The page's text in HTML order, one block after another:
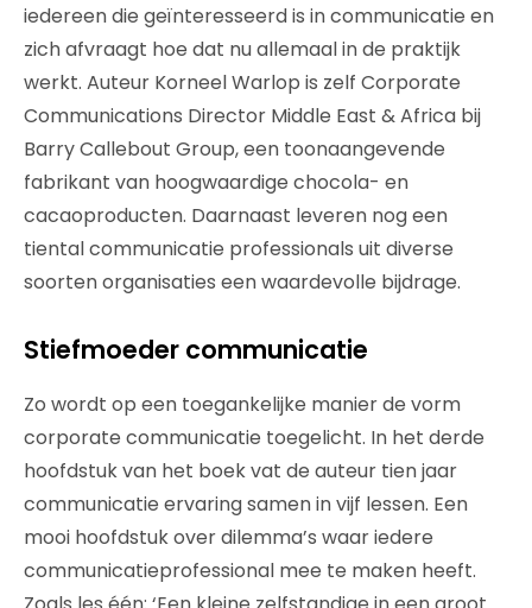
iedereen die geïnteresseerd is in communicatie en
zich afvraagt hoe dat nu allemaal in de praktijk
werkt. Auteur Korneel Warlop is zelf Corporate
Communications Director Middle East & Africa bij
Barry Callebout Group, een toonaangevende
fabrikant van hoogwaardige chocola- en
cacaoproducten. Daarnaast leveren nog een
tiental communicatie professionals uit diverse
soorten organisaties een waardevolle bijdrage.
Stiefmoeder communicatie
Zo wordt op een toegankelijke manier de vorm
corporate communicatie toegelicht. In het derde
hoofdstuk van het boek vat de auteur tien jaar
communicatie ervaring samen in vijf lessen. Een
mooi hoofdstuk over dilemma’s waar iedere
communicatieprofessional mee te maken heeft.